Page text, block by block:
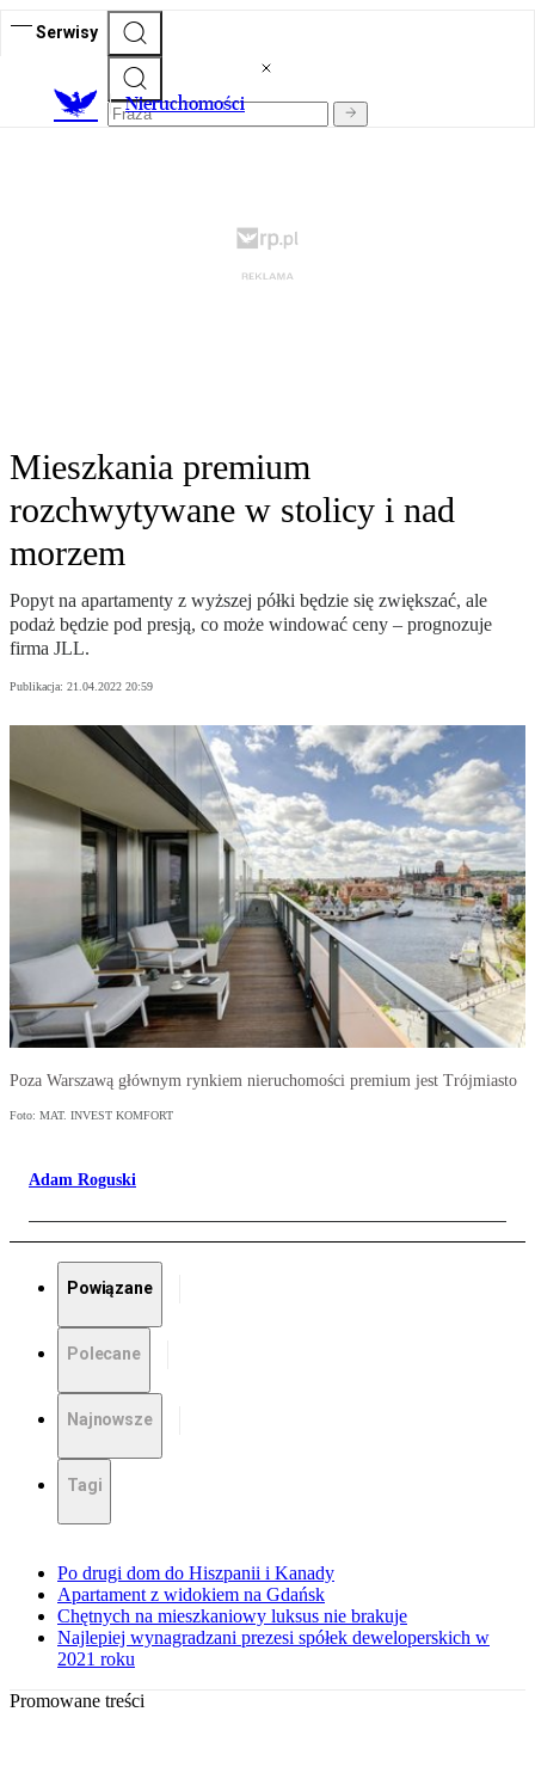
Serwisy
Nieruchomości
Mieszkania premium
rozchwytywane w stolicy i nad
morzem
Popyt na apartamenty z wyższej półki będzie się zwiększać, ale
podaż będzie pod presją, co może windować ceny – prognozuje
firma JLL.
Publikacja: 21.04.2022 20:59
Poza Warszawą głównym rynkiem nieruchomości premium jest Trójmiasto
Foto: MAT. INVEST KOMFORT
Adam Roguski
Powiązane
Polecane
Najnowsze
Tagi
Po drugi dom do Hiszpanii i Kanady
Apartament z widokiem na Gdańsk
Chętnych na mieszkaniowy luksus nie brakuje
Najlepiej wynagradzani prezesi spółek deweloperskich w
2021 roku
Promowane treści